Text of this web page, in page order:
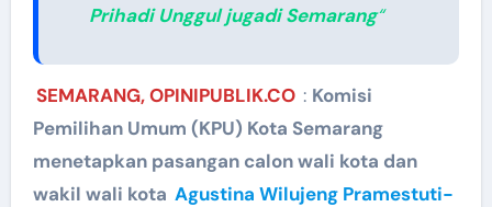
Prihadi Unggul jugadi Semarang“
SEMARANG, OPINIPUBLIK.CO : Komisi
Pemilihan Umum (KPU) Kota Semarang
menetapkan pasangan calon wali kota dan
wakil wali kota Agustina Wilujeng Pramestuti-